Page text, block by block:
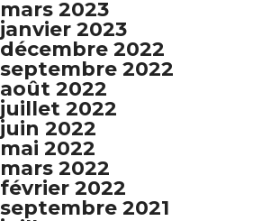
mars 2023
janvier 2023
décembre 2022
septembre 2022
août 2022
juillet 2022
juin 2022
mai 2022
mars 2022
février 2022
septembre 2021